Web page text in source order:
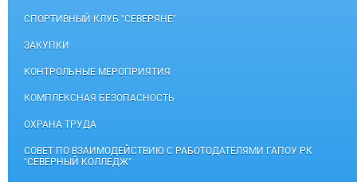
СПОРТИВНЫЙ КЛУБ "СЕВЕРЯНЕ"
ЗАКУПКИ
КОНТРОЛЬНЫЕ МЕРОПРИЯТИЯ
КОМПЛЕКСНАЯ БЕЗОПАСНОСТЬ
ОХРАНА ТРУДА
СОВЕТ ПО ВЗАИМОДЕЙСТВИЮ С РАБОТОДАТЕЛЯМИ ГАПОУ РК
"СЕВЕРНЫЙ КОЛЛЕДЖ"